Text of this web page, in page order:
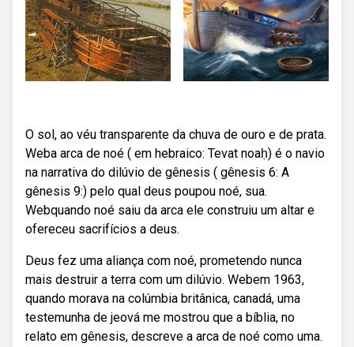
O sol, ao véu transparente da chuva de ouro e de prata.
Weba arca de noé ( em hebraico: Tevat noaḥ) é o navio
na narrativa do dilúvio de gênesis ( gênesis 6: A
gênesis 9:) pelo qual deus poupou noé, sua.
Webquando noé saiu da arca ele construiu um altar e
ofereceu sacrifícios a deus.
Deus fez uma aliança com noé, prometendo nunca
mais destruir a terra com um dilúvio. Webem 1963,
quando morava na colúmbia britânica, canadá, uma
testemunha de jeová me mostrou que a bíblia, no
relato em gênesis, descreve a arca de noé como uma.